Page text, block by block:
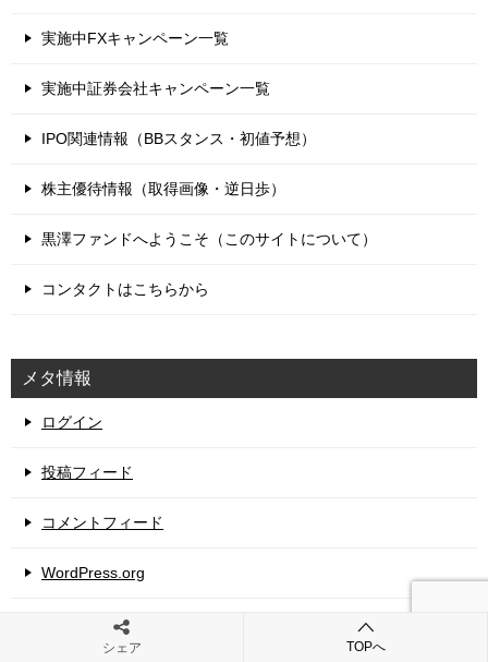
実施中FXキャンペーン一覧
実施中証券会社キャンペーン一覧
IPO関連情報（BBスタンス・初値予想）
株主優待情報（取得画像・逆日歩）
黒澤ファンドへようこそ（このサイトについて）
コンタクトはこちらから
メタ情報
ログイン
投稿フィード
コメントフィード
WordPress.org
シェア TOPへ